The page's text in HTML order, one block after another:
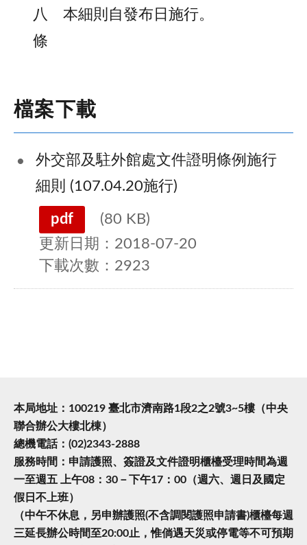
八
條
本細則自發布日施行。
檔案下載
外交部及駐外館處文件證明條例施行
細則 (107.04.20施行)
pdf
(80 KB)
更新日期：2018-07-20
下載次數：2923
本局地址：100219 臺北市濟南路1段2之2號3~5樓（中央
聯合辦公大樓北棟）
總機電話：(02)2343-2888
服務時間：申請護照、簽證及文件證明櫃檯受理時間為週
一至週五 上午08：30－下午17：00（週六、週日及國定
假日不上班）
（中午不休息，另申辦護照(不含調閱護照申請書)櫃檯每週
三延長辦公時間至20:00止，惟倘遇天災或停電等不可預期